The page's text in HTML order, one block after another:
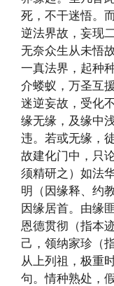
死，不干迷悟。
逆法界故，妄现
无奈众生从未悟
一真法界，起种
介蝼蚁，万圣互
迷逆妄故，受化
缘无缘，及缘中
违。若或无缘，
故建化门中，只
须精研之）如法
明（因缘释、约
因缘居首。由缘
恩德贯彻（指本
己，领纳家珍（
从上列祖，极重
句。情种熟处，